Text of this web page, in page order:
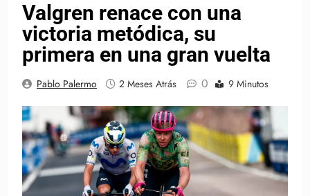
Valgren renace con una
victoria metódica, su
primera en una gran vuelta
Pablo Palermo 2 Meses Atrás 0 9 Minutos